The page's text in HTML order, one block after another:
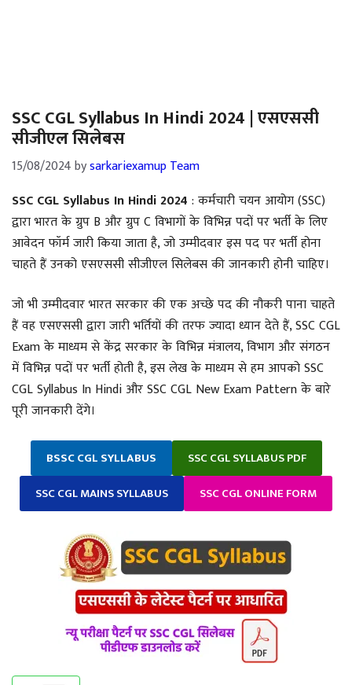
SSC CGL Syllabus In Hindi 2024 | एसएससी
सीजीएल सिलेबस
15/08/2024bysarkariexamup Team
SSC CGL Syllabus In Hindi 2024 : कर्मचारी चयन आयोग (SSC)
द्वारा भारत के ग्रुप B और ग्रुप C विभागों के विभिन्न पदों पर भर्ती के लिए
आवेदन फॉर्म जारी किया जाता है, जो उम्मीदवार इस पद पर भर्ती होना
चाहते हैं उनको एसएससी सीजीएल सिलेबस की जानकारी होनी चाहिए।
जो भी उम्मीदवार भारत सरकार की एक अच्छे पद की नौकरी पाना चाहते
हैं वह एसएससी द्वारा जारी भर्तियों की तरफ ज्यादा ध्यान देते हैं, SSC CGL
Exam के माध्यम से केंद्र सरकार के विभिन्न मंत्रालय, विभाग और संगठन
में विभिन्न पदों पर भर्ती होती है, इस लेख के माध्यम से हम आपको SSC
CGL Syllabus In Hindi और SSC CGL New Exam Pattern के बारे
पूरी जानकारी देंगे।
BSSC CGL SYLLABUS
SSC CGL SYLLABUS PDF
SSC CGL MAINS SYLLABUS
SSC CGL ONLINE FORM